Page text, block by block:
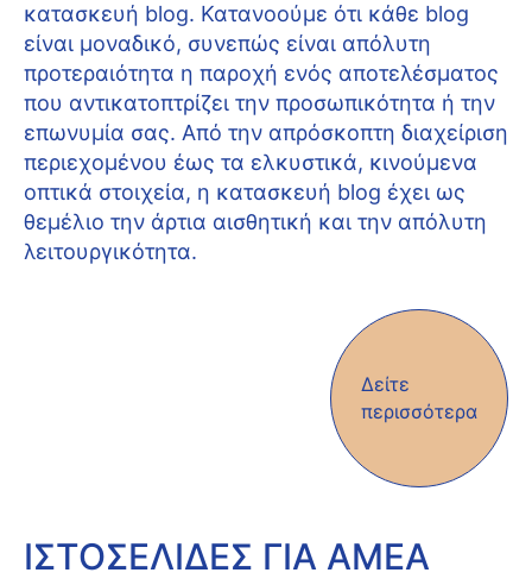
κατασκευή blog. Κατανοούμε ότι κάθε blog
είναι μοναδικό, συνεπώς είναι απόλυτη
προτεραιότητα η παροχή ενός αποτελέσματος
που αντικατοπτρίζει την προσωπικότητα ή την
επωνυμία σας. Από την απρόσκοπτη διαχείριση
περιεχομένου έως τα ελκυστικά, κινούμενα
οπτικά στοιχεία, η κατασκευή blog έχει ως
θεμέλιο την άρτια αισθητική και την απόλυτη
λειτουργικότητα.
Δείτε
περισσότερα
ΙΣΤΟΣΕΛΊΔΕΣ ΓΙΑ ΑΜΕΑ